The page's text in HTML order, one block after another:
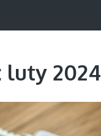
luty 2024